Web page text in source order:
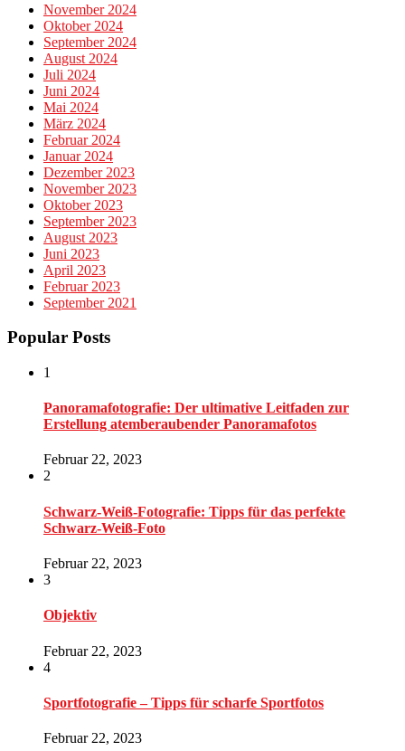
November 2024
Oktober 2024
September 2024
August 2024
Juli 2024
Juni 2024
Mai 2024
März 2024
Februar 2024
Januar 2024
Dezember 2023
November 2023
Oktober 2023
September 2023
August 2023
Juni 2023
April 2023
Februar 2023
September 2021
Popular Posts
1
Panoramafotografie: Der ultimative Leitfaden zur
Erstellung atemberaubender Panoramafotos
Februar 22, 2023
2
Schwarz-Weiß-Fotografie: Tipps für das perfekte
Schwarz-Weiß-Foto
Februar 22, 2023
3
Objektiv
Februar 22, 2023
4
Sportfotografie – Tipps für scharfe Sportfotos
Februar 22, 2023